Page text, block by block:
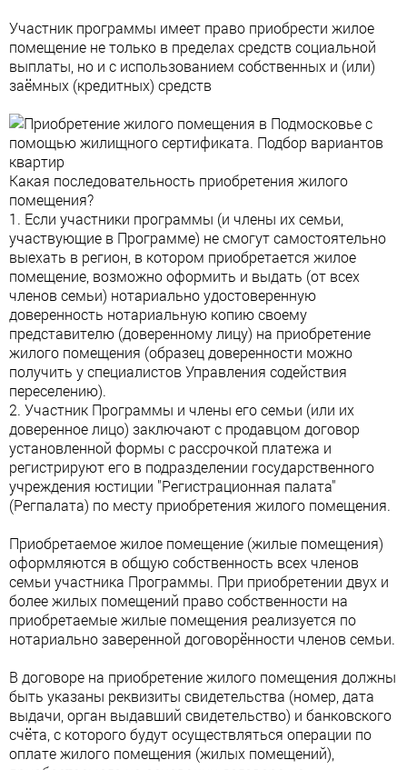
Участник программы имеет право приобрести жилое
помещение не только в пределах средств социальной
выплаты, но и с использованием собственных и (или)
заёмных (кредитных) средств
Какая последовательность приобретения жилого
помещения?
1. Если участники программы (и члены их семьи,
участвующие в Программе) не смогут самостоятельно
выехать в регион, в котором приобретается жилое
помещение, возможно оформить и выдать (от всех
членов семьи) нотариально удостоверенную
доверенность нотариальную копию своему
представителю (доверенному лицу) на приобретение
жилого помещения (образец доверенности можно
получить у специалистов Управления содействия
переселению).
2. Участник Программы и члены его семьи (или их
доверенное лицо) заключают с продавцом договор
установленной формы с рассрочкой платежа и
регистрируют его в подразделении государственного
учреждения юстиции "Регистрационная палата"
(Регпалата) по месту приобретения жилого помещения.
Приобретаемое жилое помещение (жилые помещения)
оформляются в общую собственность всех членов
семьи участника Программы. При приобретении двух и
более жилых помещений право собственности на
приобретаемые жилые помещения реализуется по
нотариально заверенной договорённости членов семьи.
В договоре на приобретение жилого помещения должны
быть указаны реквизиты свидетельства (номер, дата
выдачи, орган выдавший свидетельство) и банковского
счёта, с которого будут осуществляться операции по
оплате жилого помещения (жилых помещений),